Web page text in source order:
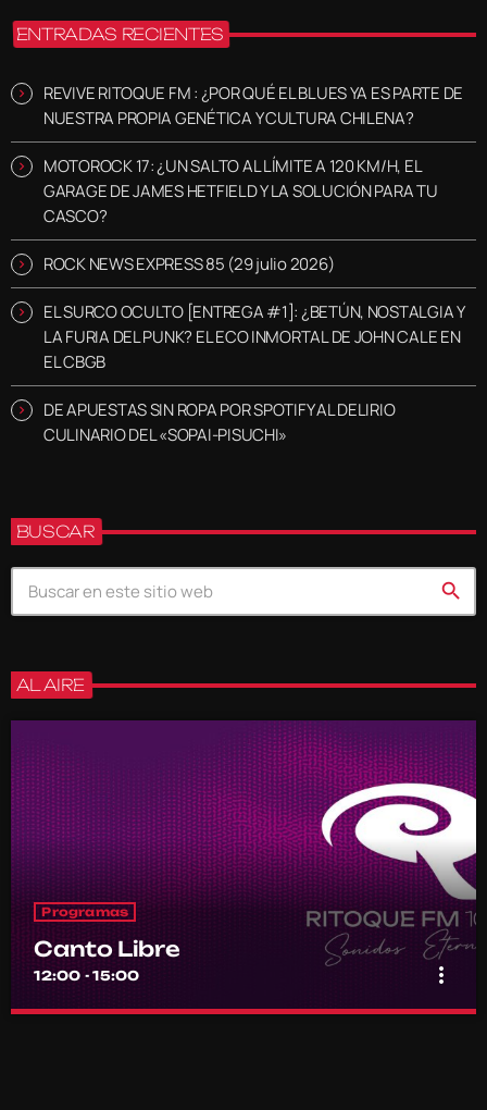
ENTRADAS RECIENTES
REVIVE RITOQUE FM : ¿POR QUÉ EL BLUES YA ES PARTE DE
NUESTRA PROPIA GENÉTICA Y CULTURA CHILENA?
MOTOROCK 17: ¿UN SALTO AL LÍMITE A 120 KM/H, EL
GARAGE DE JAMES HETFIELD Y LA SOLUCIÓN PARA TU
CASCO?
ROCK NEWS EXPRESS 85 (29 julio 2026)
EL SURCO OCULTO [ENTREGA #1]: ¿BETÚN, NOSTALGIA Y
LA FURIA DEL PUNK? EL ECO INMORTAL DE JOHN CALE EN
EL CBGB
DE APUESTAS SIN ROPA POR SPOTIFY AL DELIRIO
CULINARIO DEL «SOPAI-PISUCHI»
BUSCAR
search
AL AIRE
Programas
Canto Libre
12:00 - 15:00 more_vert